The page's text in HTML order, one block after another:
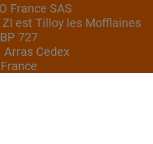
France SAS
est Tilloy les Mofflaines
BP 727
Arras Cedex
France